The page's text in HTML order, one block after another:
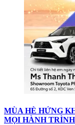
MÙA HÈ HỨNG
MỌI HÀNH TRÌNH